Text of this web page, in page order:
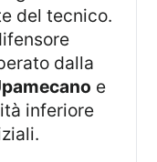
del tecnico.
dalla
e
inferiore